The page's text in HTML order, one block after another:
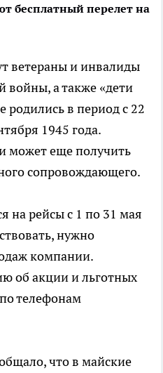
бесплатный перелет на
ветераны и инвалиды
войны, а также «дети
в период с 22
1945 года.
может еще получить
сопровождающего.
на рейсы с 1 по 31 мая
нужно
компании.
об акции и льготных
телефонам
что в майские